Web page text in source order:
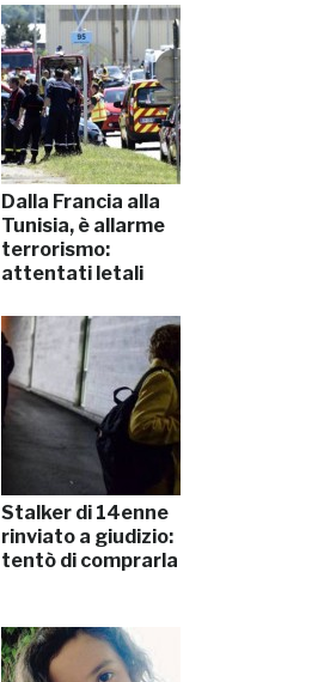
Dalla Francia alla
Tunisia, è allarme
terrorismo:
attentati letali
Stalker di 14enne
rinviato a giudizio:
tentò di comprarla